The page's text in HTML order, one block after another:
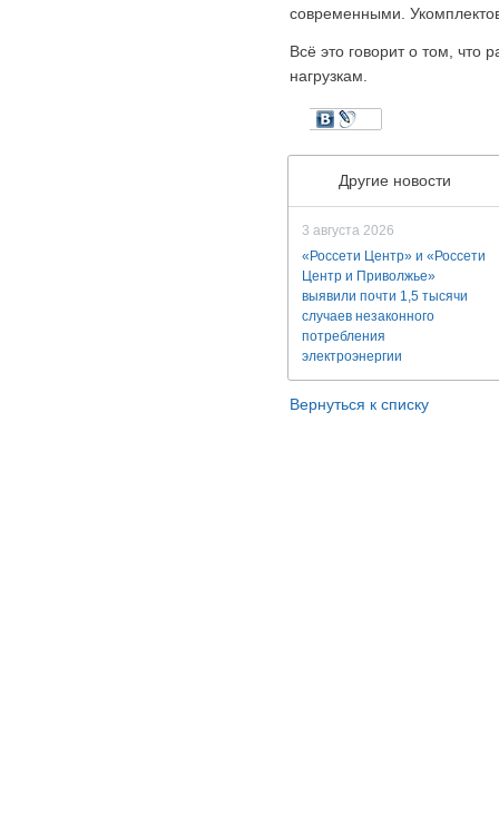
современными.
Всё это говорит о том, что
нагрузкам.
Другие новости
3 августа 2026
«Россети Центр» и «Россети
Центр и Приволжье»
выявили почти 1,5 тысячи
случаев незаконного
потребления
электроэнергии
Вернуться к списку